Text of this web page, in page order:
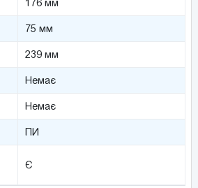
176 мм
75 мм
239 мм
Немає
Немає
ПИ
Є